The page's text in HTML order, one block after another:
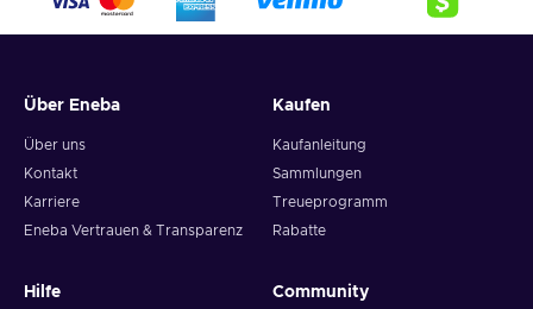
Über Eneba
Über uns
Kontakt
Karriere
Eneba Vertrauen & Transparenz
Kaufen
Kaufanleitung
Sammlungen
Treueprogramm
Rabatte
Hilfe Community